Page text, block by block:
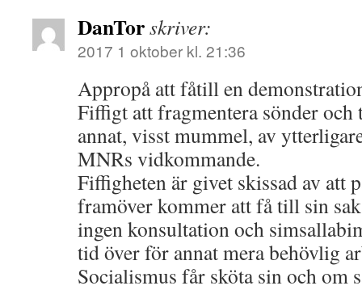
DanTorskriver:
2017 1 oktober kl. 21:36
Appropå att fåtill en
Fiffigt att fragmentera sönder
annat, visst mummel, av
MNRs vidkommande.
Fiffigheten är givet skissad av att
framöver kommer att få till sin
ingen konsultation och
tid över för annat mera behövlig
Socialismus får sköta sin och om